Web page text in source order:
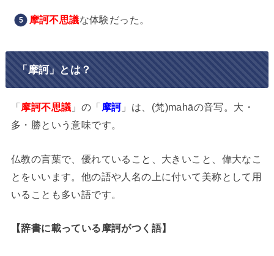
摩訶不思議な体験だった。
「摩訶」とは？
「摩訶不思議 」の「摩訶」は、(梵)mahāの音写。大・
多・勝という意味です。
仏教の言葉で、優れていること、大きいこと、偉大なこ
とをいいます。他の語や人名の上に付いて美称として用
いることも多い語です。
【辞書に載っている摩訶がつく語】